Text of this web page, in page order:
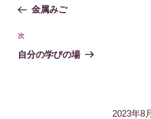
ナ
ビ
ゲ
去
投
稿
金属みご
次
の
次
自分の学びの場
2023年8